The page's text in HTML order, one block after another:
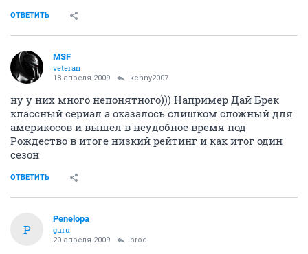
ОТВЕТИТЬ
MSF
veteran
18 апреля 2009 kenny2007
ну у них много непонятного))) Например Дай Брек
классный сериал а оказалось слишком сложный для
америкосов и вышел в неудобное время под
Рождество в итоге низкий рейтинг и как итог один
сезон
ОТВЕТИТЬ
P
Penelopa
guru
20 апреля 2009 brod